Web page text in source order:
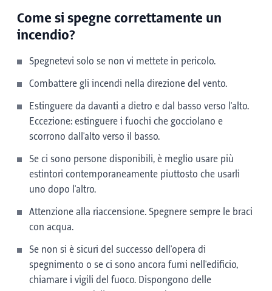
Come si spegne correttamente un
incendio?
Spegnetevi solo se non vi mettete in pericolo.
Combattere gli incendi nella direzione del vento.
Estinguere da davanti a dietro e dal basso verso l'alto.
Eccezione: estinguere i fuochi che gocciolano e
scorrono dall'alto verso il basso.
Se ci sono persone disponibili, è meglio usare più
estintori contemporaneamente piuttosto che usarli
uno dopo l'altro.
Attenzione alla riaccensione. Spegnere sempre le braci
con acqua.
Se non si è sicuri del successo dell'opera di
spegnimento o se ci sono ancora fumi nell'edificio,
chiamare i vigili del fuoco. Dispongono delle